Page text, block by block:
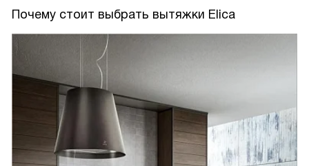
Почему стоит выбрать вытяжки Elica